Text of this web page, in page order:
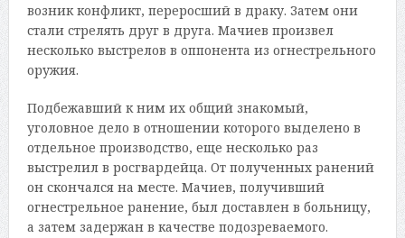
возник конфликт, переросший в драку. Затем они
стали стрелять друг в друга. Мачиев произвел
несколько выстрелов в оппонента из огнестрельного
оружия.
Подбежавший к ним их общий знакомый,
уголовное дело в отношении которого выделено в
отдельное производство, еще несколько раз
выстрелил в росгвардейца. От полученных ранений
он скончался на месте. Мачиев, получивший
огнестрельное ранение, был доставлен в больницу,
а затем задержан в качестве подозреваемого.